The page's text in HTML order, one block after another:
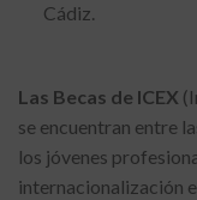
Cádiz.
Las Becas de ICEX
se encuentran entre
los jóvenes
internacionalización